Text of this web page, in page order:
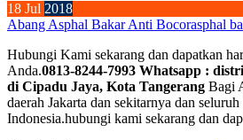
18 Jul 2018
Abang Asphal Bakar Anti Bocorasphal
Hubungi Kami sekarang dan dapatkan
Anda.0813-8244-7993 Whatsapp :
di Cipadu Jaya, Kota Tangerang Bagi
daerah Jakarta dan sekitarnya dan
Indonesia.hubungi kami sekarang dan